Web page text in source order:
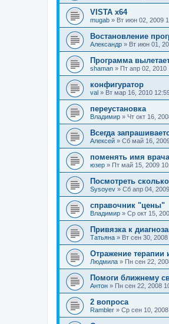
VISTA x64
mugab » Вт июн 02, 2009
Востановление
Александр » Вт июн 01,
Программа
shaman » Пт апр 02, 2010
конфигуратор
val » Вт мар 16, 2010
переустановка
Владимир » Чт окт 16,
Всегда
Алексей » Сб май 16,
поменять имя врача
юзер » Пт май 15, 2009
Посмотреть
Sysoyev » Сб апр 04,
справочник "цены"
Владимир » Ср окт 15,
Привязка к
Татьяна » Вт сен 30,
Отражение терапии
Людмила » Пн сен 22,
Помоги ближнему
Антон » Пн сен 22, 2008
2 вопроса
Rambler » Ср сен 10,